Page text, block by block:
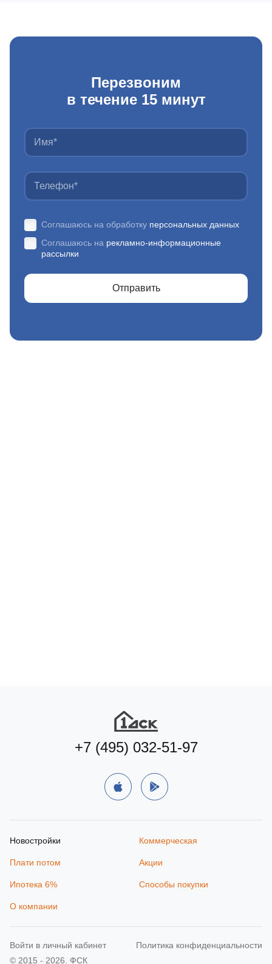
Перезвоним
в течение 15 минут
Соглашаюсь на обработку персональных данных
Соглашаюсь на рекламно-информационные
рассылки
Отправить
+7 (495) 032-51-97
Новостройки Коммерческая
Плати потом Акции
Ипотека 6% Способы покупки
О компании
© 2015 - 2026. ФСК
Политика конфиденциальности
Войти в личный кабинет